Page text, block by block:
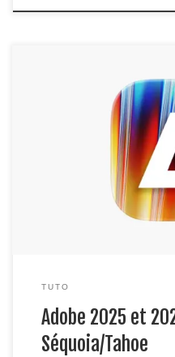
Voici la toute nouvelle
l’installation d’Adobe 2025
compatible Sonoma,
indiqué plus bas dans le
que les anciennes versions
cliquez ici. Dans […]
TUTO
Adobe 2025 et
Séquoia/Tahoe